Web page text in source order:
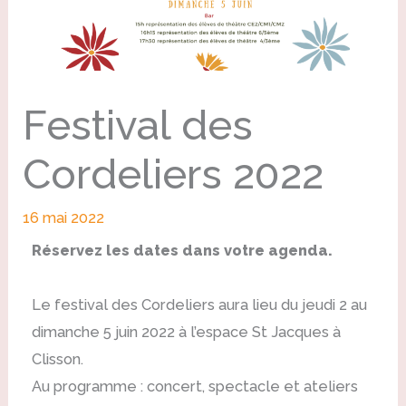
Festival des
Cordeliers 2022
16 mai 2022
Réservez les dates dans votre agenda.
Le festival des Cordeliers aura lieu du jeudi 2 au
dimanche 5 juin 2022 à l’espace St Jacques à
Clisson.
Au programme : concert, spectacle et ateliers